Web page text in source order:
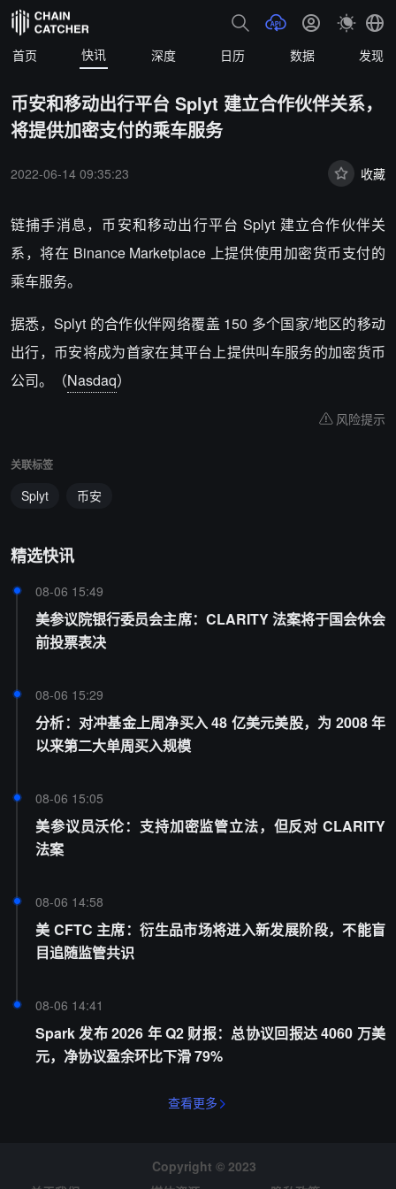
首页 快讯 深度 日历 数据 发现
币安和移动出行平台 Splyt 建立合作伙伴关系，
将提供加密支付的乘车服务
2022-06-14 09:35:23 收藏
链捕手消息，币安和移动出行平台 Splyt 建立合作伙伴关
系，将在 Binance Marketplace 上提供使用加密货币支付的
乘车服务。
据悉，Splyt 的合作伙伴网络覆盖 150 多个国家/地区的移动
出行，币安将成为首家在其平台上提供叫车服务的加密货币
公司。（Nasdaq）
风险提示
关联标签
Splyt 币安
精选快讯
08-06 15:49
美参议院银行委员会主席：CLARITY 法案将于国会休会
前投票表决
08-06 15:29
分析：对冲基金上周净买入 48 亿美元美股，为 2008 年
以来第二大单周买入规模
08-06 15:05
美参议员沃伦：支持加密监管立法，但反对 CLARITY
法案
08-06 14:58
美 CFTC 主席：衍生品市场将进入新发展阶段，不能盲
目追随监管共识
08-06 14:41
Spark 发布 2026 年 Q2 财报：总协议回报达 4060 万美
元，净协议盈余环比下滑 79%
查看更多
Copyright © 2023